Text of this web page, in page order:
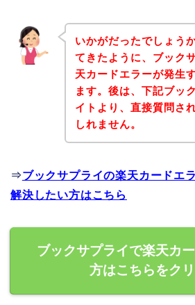
いかがだったでしょう
てきたように、ブック
天カードエラーが発生
ます。後は、下記ブッ
イトより、直接質問さ
しれません。
⇒ブックサプライの楽天カードエ
解決したい方はこちら
ブックサプライで楽天カ
方はこちらをク